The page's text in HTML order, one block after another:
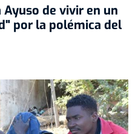
Ayuso de vivir en un
por la polémica del